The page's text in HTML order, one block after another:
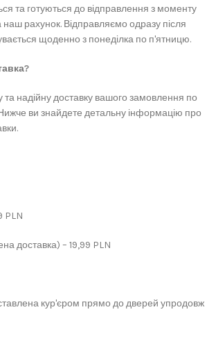
та готуються до відправлення з моменту
рахунок. Відправляємо одразу після
щоденно з понеділка по п'ятницю.
надійну доставку вашого замовлення по
ви знайдете детальну інформацію про
PLN
доставка) – 19,99 PLN
кур'єром прямо до дверей упродовж